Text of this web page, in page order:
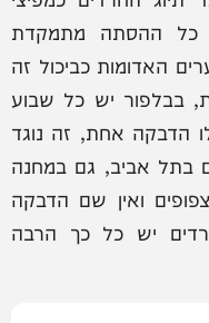
כל ההסתה מתמקדת
האדומות כביכול זה
בבלפור יש כל שבוע
הדבקה אחת, זה נוגד
בתל אביב, גם במחנה
ואין שם הדבקה
יש כל כך הרבה